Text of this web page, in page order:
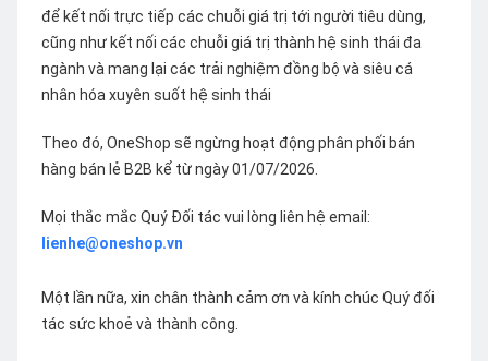
để kết nối trực tiếp các chuỗi giá trị tới người tiêu dùng,
cũng như kết nối các chuỗi giá trị thành hệ sinh thái đa
ngành và mang lại các trải nghiệm đồng bộ và siêu cá
nhân hóa xuyên suốt hệ sinh thái
Theo đó, OneShop sẽ ngừng hoạt động phân phối bán
hàng bán lẻ B2B kể từ ngày 01/07/2026.
Mọi thắc mắc Quý Đối tác vui lòng liên hệ email:
lienhe@oneshop.vn
Một lần nữa, xin chân thành cảm ơn và kính chúc Quý đối
tác sức khoẻ và thành công.